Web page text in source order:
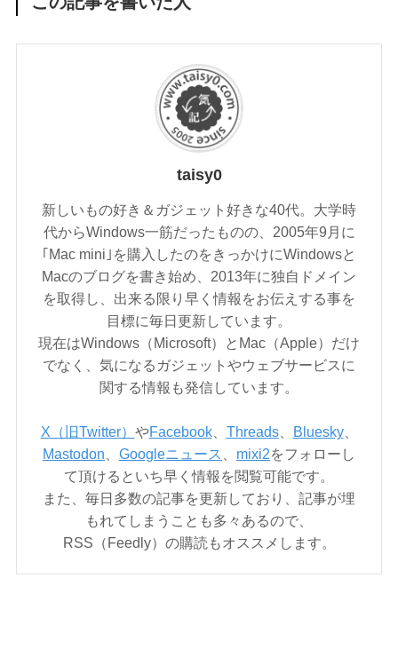
taisy0
新しいもの好き＆ガジェット好きな40代。大学時
代からWindows一筋だったものの、2005年9月に
｢Mac mini｣を購入したのをきっかけにWindowsと
Macのブログを書き始め、2013年に独自ドメイン
を取得し、出来る限り早く情報をお伝えする事を
目標に毎日更新しています。
現在はWindows（Microsoft）とMac（Apple）だけ
でなく、気になるガジェットやウェブサービスに
関する情報も発信しています。
X（旧Twitter） やFacebook、 Threads、 Bluesky、
Mastodon
Googleニュース mixi2をフォローし
て頂けるといち早く情報を閲覧可能です。
また、毎日多数の記事を更新しており、記事が埋
もれてしまうことも多々あるので、
RSS（Feedly）の購読もオススメします。